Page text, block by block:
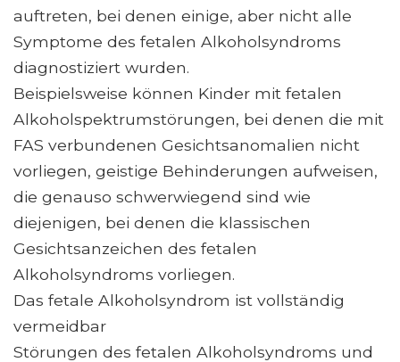
auftreten, bei denen einige, aber nicht alle
Symptome des fetalen Alkoholsyndroms
diagnostiziert wurden.
Beispielsweise können Kinder mit fetalen
Alkoholspektrumstörungen, bei denen die mit
FAS verbundenen Gesichtsanomalien nicht
vorliegen, geistige Behinderungen aufweisen,
die genauso schwerwiegend sind wie
diejenigen, bei denen die klassischen
Gesichtsanzeichen des fetalen
Alkoholsyndroms vorliegen.
Das fetale Alkoholsyndrom ist vollständig
vermeidbar
Störungen des fetalen Alkoholsyndroms und